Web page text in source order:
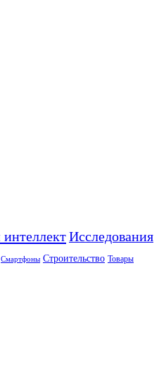
Исследования
Смартфоны Строительство Товары